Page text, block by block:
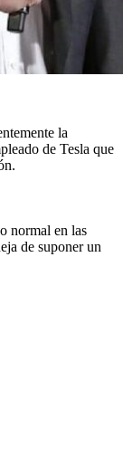
la
de Tesla que
normal en las
de suponer un